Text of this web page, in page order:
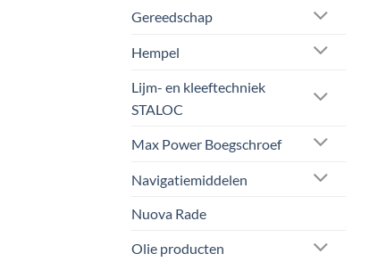
Gereedschap
Hempel
Lijm- en kleeftechniek
STALOC
Max Power Boegschroef
Navigatiemiddelen
Nuova Rade
Olie producten